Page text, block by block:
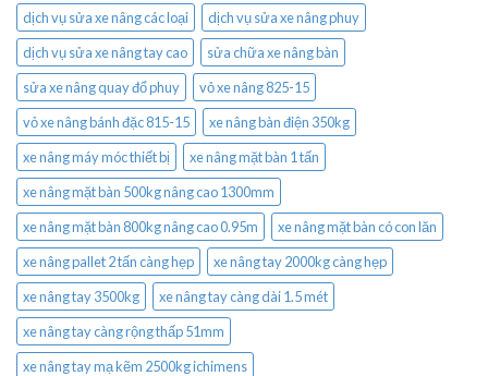
dịch vụ sửa xe nâng các loại
dịch vụ sửa xe nâng phuy
dịch vụ sửa xe nâng tay cao
sửa chữa xe nâng bàn
sửa xe nâng quay đổ phuy
vỏ xe nâng 825-15
vỏ xe nâng bánh đặc 815-15
xe nâng bàn điện 350kg
xe nâng máy móc thiết bị
xe nâng mặt bàn 1 tấn
xe nâng mặt bàn 500kg nâng cao 1300mm
xe nâng mặt bàn 800kg nâng cao 0.95m
xe nâng mặt bàn có con lăn
xe nâng pallet 2 tấn càng hẹp
xe nâng tay 2000kg càng hẹp
xe nâng tay 3500kg
xe nâng tay càng dài 1.5 mét
xe nâng tay càng rộng thấp 51mm
xe nâng tay mạ kẽm 2500kg ichimens